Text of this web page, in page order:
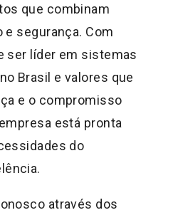
que combinam
e segurança. Com
ser líder em sistemas
Brasil e valores que
e o compromisso
está pronta
do
através dos